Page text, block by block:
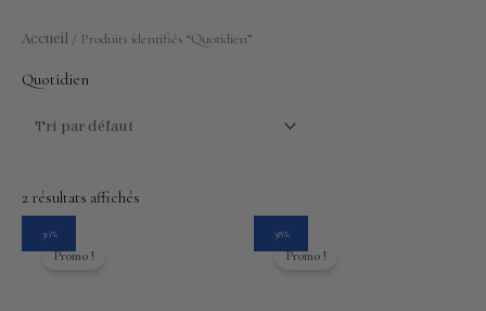
Accueil / Produits identifiés “Quotidien”
Quotidien
2 résultats affichés
30%
Promo !
Le
prix
initial
prix
actuel
38%
Promo !
prix
initial